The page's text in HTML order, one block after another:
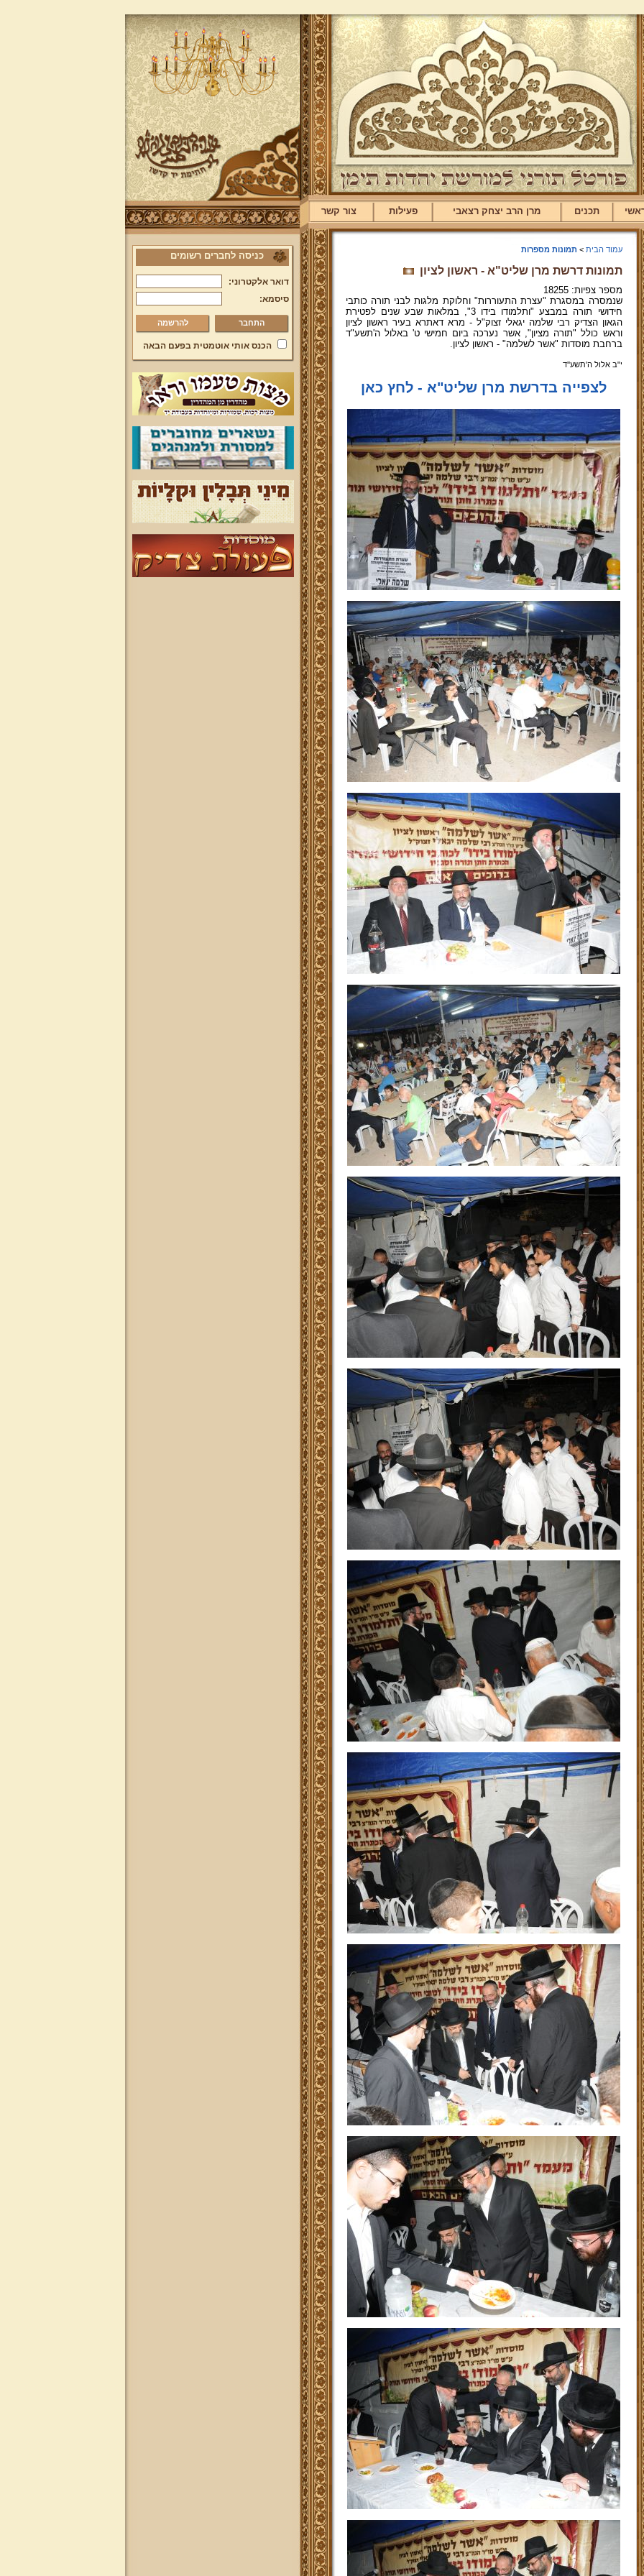
תכנים מרן הרב יצחק רצאבי פעילות צור קשר
עמוד הבית > תמונות מספרות
תמונות דרשת מרן שליט"א - ראשון לציון
מספר צפיות: 18255
שנמסרה במסגרת "עצרת התעוררות" וחלוקת מלגות לבני תורה כותבי
חידושי תורה במבצע "ותלמודו בידו 3", במלאות שבע שנים לפטירת
הגאון הצדיק רבי שלמה יגאלי זצוק"ל - מרא דאתרא בעיר ראשון לציון
וראש כולל "תורה מציון", אשר נערכה ביום חמישי ט' באלול ה'תשע"ד
ברחבת מוסדות "אשר לשלמה" - ראשון לציון.
י"ב אלול ה'תשע''ד
לצפייה בדרשת מרן שליט"א - לחץ כאן
כניסה לחברים רשומים
דואר אלקטרוני:
סיסמא:
להרשמה
הכנס אותי אוטמטית בפעם הבאה